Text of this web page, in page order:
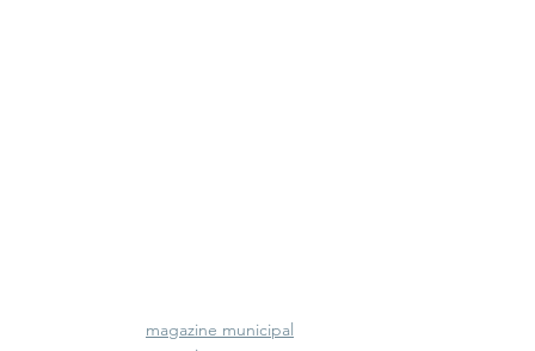
magazine municipal